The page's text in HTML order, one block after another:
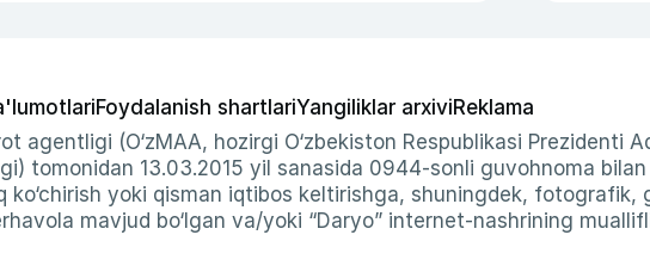
Foydalanish shartlariYangiliklar arxiviReklama
agentligi (O‘zMAA, hozirgi O‘zbekiston Respublikasi Prezidenti
tomonidan 13.03.2015 yil sanasida 0944-sonli guvohnoma
yoki qisman iqtibos keltirishga, shuningdek, fotografik,
mavjud bo‘lgan va/yoki “Daryo” internet-nashrining